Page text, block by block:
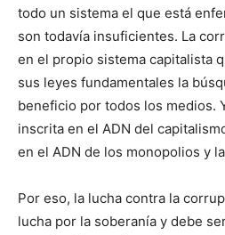
todo un sistema el que está
son todavía insuficientes. La
en el propio sistema capitalista
sus leyes fundamentales la
beneficio por todos los medios.
inscrita en el ADN del
en el ADN de los monopolios y
Por eso, la lucha contra la
lucha por la soberanía y debe